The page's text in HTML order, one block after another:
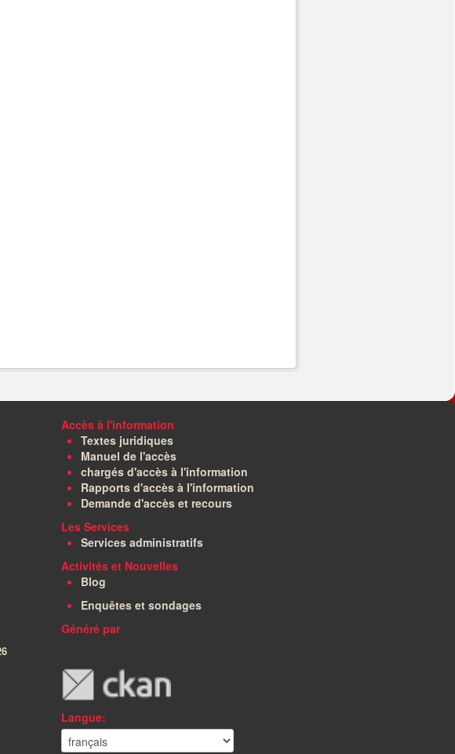
Accès à l'information
Textes juridiques
Manuel de l'accès
chargés d'accès à l'information
Rapports d'accès à l'information
Demande d'accès et recours
Les Services
Services administratifs
Activités et Nouvelles
Blog
Enquêtes et sondages
Généré par
Langue